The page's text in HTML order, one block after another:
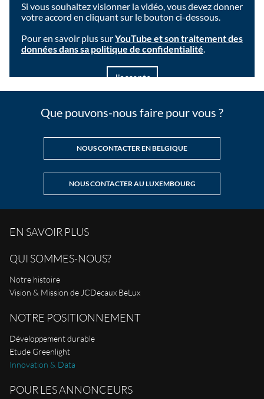
Si vous souhaitez visionner la vidéo, vous devez donner
votre accord en cliquant sur le bouton ci-dessous.
Pour en savoir plus surYouTube et son traitement des
données dans sa politique de confidentialité.
J'accepte
Que pouvons-nous faire pour vous ?
NOUS CONTACTER EN BELGIQUE
NOUS CONTACTER AU LUXEMBOURG
EN SAVOIR PLUS
QUI SOMMES-NOUS?
Notre histoire
Vision & Mission de JCDecaux BeLux
NOTRE POSITIONNEMENT
Développement durable
Etude Greenlight
Innovation & Data
POUR LES ANNONCEURS